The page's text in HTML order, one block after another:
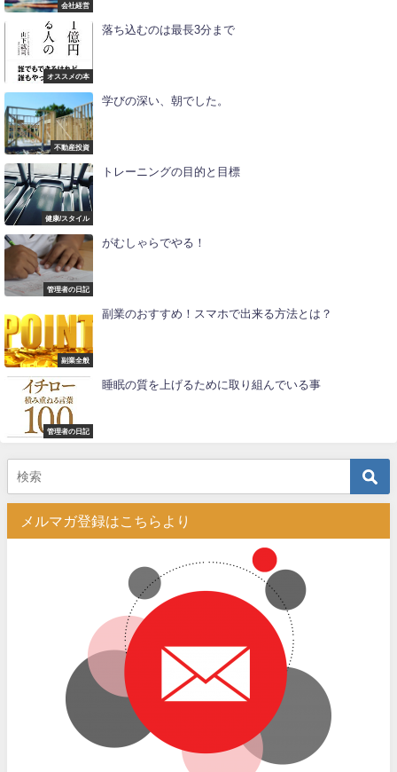
会社経営
オススメの本
落ち込むのは最長3分まで
不動産投資
学びの深い、朝でした。
健康/スタイル
トレーニングの目的と目標
管理者の日記
がむしゃらでやる！
副業全般
副業のおすすめ！スマホで出来る方法とは？
管理者の日記
睡眠の質を上げるために取り組んでいる事
メルマガ登録はこちらより